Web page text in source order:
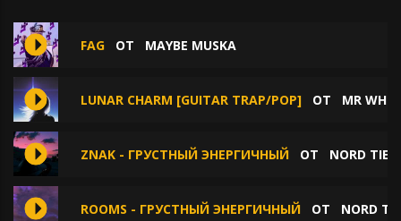
FAG ОТ MAYBE MUSKA
LUNAR CHARM [GUITAR TRAP/POP] ОТ MR
ZNAK - ГРУСТНЫЙ ЭНЕРГИЧНЫЙ ОТ NORD TIE
ROOMS - ГРУСТНЫЙ ЭНЕРГИЧНЫЙ ОТ NORD TIE